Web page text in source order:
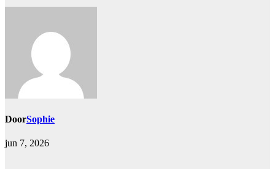
DoorSophie
jun 7, 2026